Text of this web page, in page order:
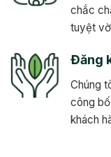
chắc
tuyệt
Đăng
Chúng
công
khách